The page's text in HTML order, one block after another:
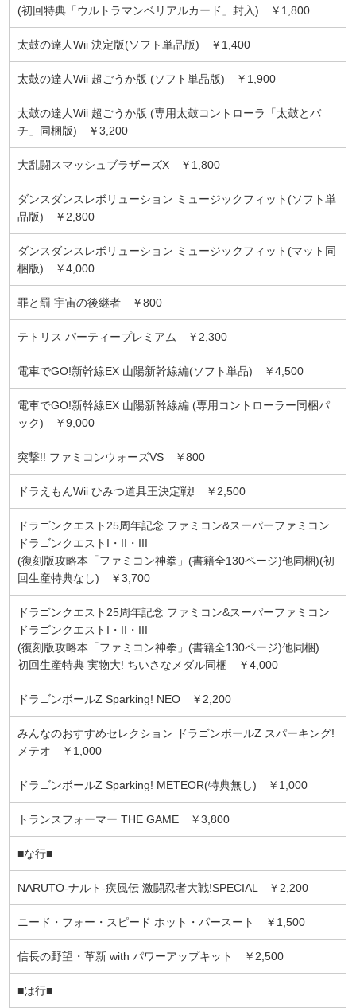
(初回特典「ウルトラマンベリアルカード」封入) ￥1,800
太鼓の達人Wii 決定版(ソフト単品版) ￥1,400
太鼓の達人Wii 超ごうか版 (ソフト単品版) ￥1,900
太鼓の達人Wii 超ごうか版 (専用太鼓コントローラ「太鼓とバ
チ」同梱版) ￥3,200
大乱闘スマッシュブラザーズX ￥1,800
ダンスダンスレボリューション ミュージックフィット(ソフト単
品版) ￥2,800
ダンスダンスレボリューション ミュージックフィット(マット同
梱版) ￥4,000
罪と罰 宇宙の後継者 ￥800
テトリス パーティープレミアム ￥2,300
電車でGO!新幹線EX 山陽新幹線編(ソフト単品) ￥4,500
電車でGO!新幹線EX 山陽新幹線編 (専用コントローラー同梱パ
ック) ￥9,000
突撃!! ファミコンウォーズVS ￥800
ドラえもんWii ひみつ道具王決定戦! ￥2,500
ドラゴンクエスト25周年記念 ファミコン&スーパーファミコン
ドラゴンクエストI・II・III
(復刻版攻略本「ファミコン神拳」(書籍全130ページ)他同梱)(初
回生産特典なし) ￥3,700
ドラゴンクエスト25周年記念 ファミコン&スーパーファミコン
ドラゴンクエストI・II・III
(復刻版攻略本「ファミコン神拳」(書籍全130ページ)他同梱)
初回生産特典 実物大! ちいさなメダル同梱 ￥4,000
ドラゴンボールZ Sparking! NEO ￥2,200
みんなのおすすめセレクション ドラゴンボールZ スパーキング!
メテオ ￥1,000
ドラゴンボールZ Sparking! METEOR(特典無し) ￥1,000
トランスフォーマー THE GAME ￥3,800
■な行■
NARUTO-ナルト-疾風伝 激闘忍者大戦!SPECIAL ￥2,200
ニード・フォー・スピード ホット・パースート ￥1,500
信長の野望・革新 with パワーアップキット ￥2,500
■は行■